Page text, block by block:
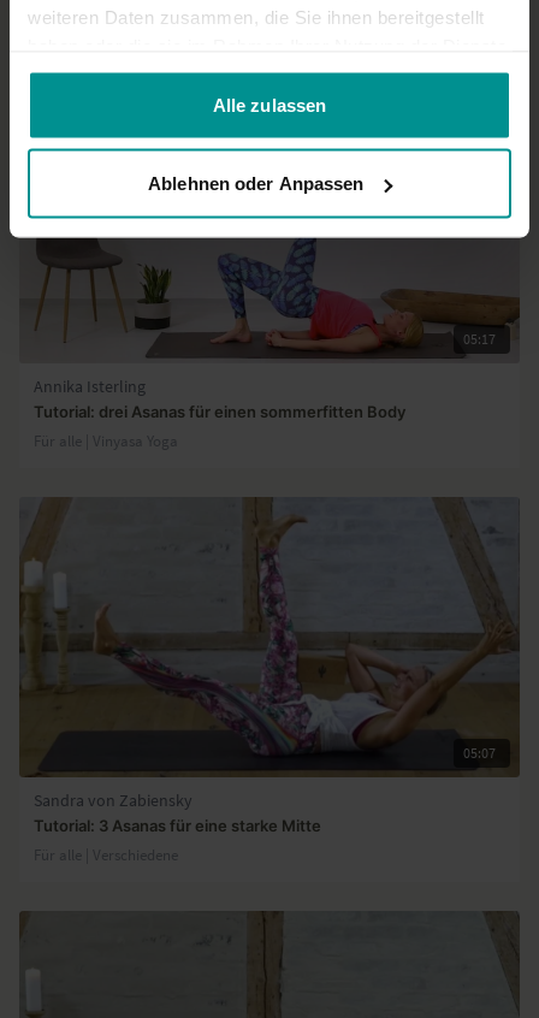
weiteren Daten zusammen, die Sie ihnen bereitgestellt
gesammelt haben.
Alle zulassen
Ablehnen oder Anpassen
05:17
Annika Isterling
Tutorial: drei Asanas für einen sommerfitten Body
Für alle | Vinyasa Yoga
05:07
Sandra von Zabiensky
Tutorial: 3 Asanas für eine starke Mitte
Für alle | Verschiedene